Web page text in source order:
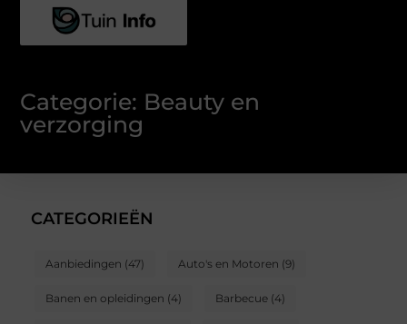
Categorie: Beauty en
verzorging
CATEGORIEËN
Aanbiedingen (47) Auto's en Motoren (9)
Banen en opleidingen (4) Barbecue (4)